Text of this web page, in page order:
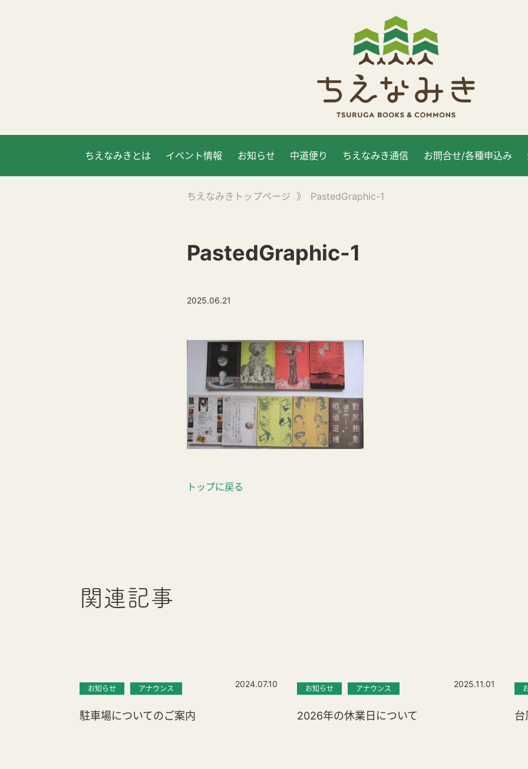
ちえなみきとは イベント情報 お知らせ 中道便り ちえなみき通信 お問合せ/各種申込み
ちえなみきトップページ 》 PastedGraphic-1
PastedGraphic-1
2025.06.21
トップに戻る
関連記事
お知らせ アナウンス 2024.07.10
駐車場についてのご案内
お知らせ アナウンス 2025.11.01
2026年の休業日について 台